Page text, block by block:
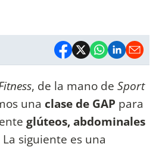
, de la mano de Sport
una clase de GAP para
glúteos, abdominales
La siguiente es una